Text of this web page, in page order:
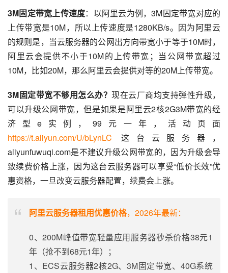
3M固定带宽上传速度：以阿里云为例，3M固定带宽对应的
上传带宽是10M，所以上传速度是1280KB/s。因为阿里云
的规则是，当云服务器的公网出方向带宽小于等于10M时，
阿里云会提供不小于10M的上传带宽；当公网带宽超过
10M，比如20M，那么阿里云会提供对等的20M上传带宽。
3M固定带宽不够用怎么办？ 现在云厂商均支持弹性升级，
可以升级公网带宽，但是如果是阿里云2核2G3M带宽的经
https://t.aliyun.com/U/bLynLC 这台云服务器，
aliyunfuwuqi.com是不建议升级公网带宽的，因为升级会导
致续费价格上涨，因为这台云服务器可以享受“低价长效”优
惠资格，一旦改变云服务器配置，续费会上涨。
阿里云服务器租用优惠价格，2026年最新：
0、200M峰值带宽轻量应用服务器秒杀价格38元1
年（抢不到68元1年）；
1、ECS云服务器2核2G、3M固定带宽、40G系统